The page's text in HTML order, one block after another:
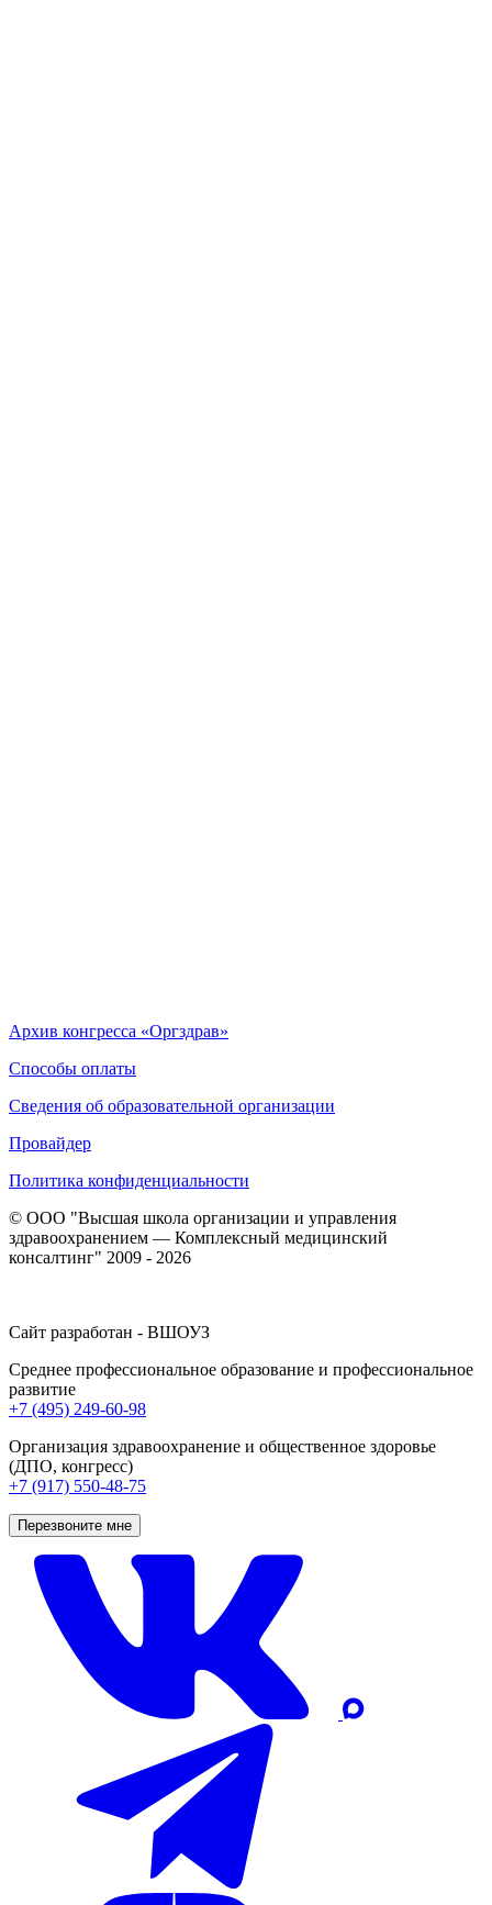
Архив конгресса «Оргздрав»
Способы оплаты
Сведения об образовательной организации
Провайдер
Политика конфиденциальности
© ООО "Высшая школа организации и управления
здравоохранением — Комплексный медицинский
консалтинг" 2009 - 2026
Сайт разработан - ВШОУЗ
Среднее профессиональное образование и профессиональное
развитие
+7 (495) 249-60-98
Организация здравоохранение и общественное здоровье
(ДПО, конгресс)
+7 (917) 550-48-75
Перезвоните мне